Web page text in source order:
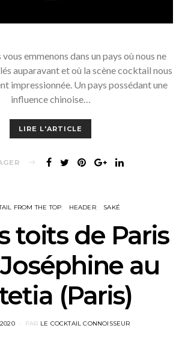
emmenons dans un pays où nous ne
auparavant et où la scène cocktail nous
impressionnée. Un pays possédant une
influence chinoise…
LIRE L'ARTICLE
FROM THE TOP HEADER SAKÉ
toits de Paris
au
(Paris)
PAR LE COCKTAIL CONNOISSEUR